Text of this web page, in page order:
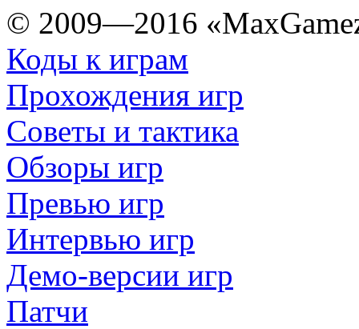
© 2009—2016
Коды к играм
Прохождения игр
Советы и тактика
Обзоры игр
Превью игр
Интервью игр
Демо-версии игр
Патчи